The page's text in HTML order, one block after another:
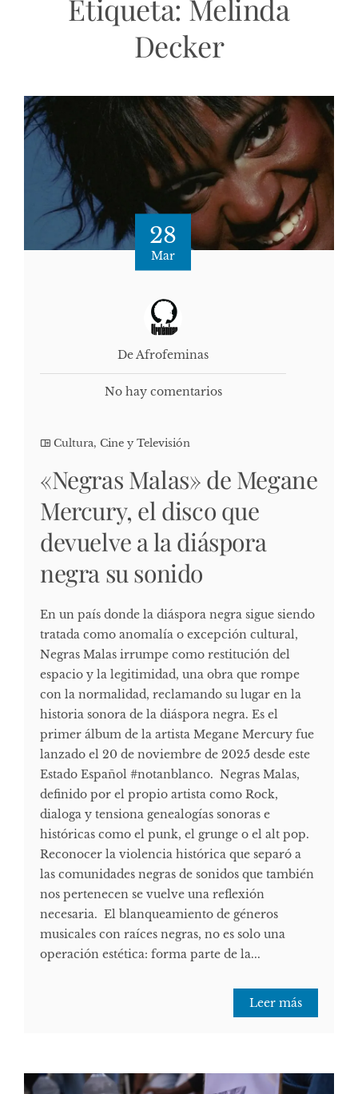
Etiqueta: Melinda
Decker
28
Mar
De Afrofeminas
No hay comentarios
Cultura, Cine y Televisión
«Negras Malas» de Megane
Mercury, el disco que
devuelve a la diáspora
negra su sonido
En un país donde la diáspora negra sigue siendo
tratada como anomalía o excepción cultural,
Negras Malas irrumpe como restitución del
espacio y la legitimidad, una obra que rompe
con la normalidad, reclamando su lugar en la
historia sonora de la diáspora negra. Es el
primer álbum de la artista Megane Mercury fue
lanzado el 20 de noviembre de 2025 desde este
Estado Español #notanblanco. Negras Malas,
definido por el propio artista como Rock,
dialoga y tensiona genealogías sonoras e
históricas como el punk, el grunge o el alt pop.
Reconocer la violencia histórica que separó a
las comunidades negras de sonidos que también
nos pertenecen se vuelve una reflexión
necesaria. El blanqueamiento de géneros
musicales con raíces negras, no es solo una
operación estética: forma parte de la...
Leer más